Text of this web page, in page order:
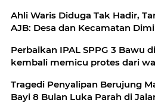
Ahli Waris Diduga Tak Hadir,
AJB: Desa dan Kecamatan
Perbaikan IPAL SPPG 3 Bawu
kembali memicu protes dari
Tragedi Penyalipan Berujung
Bayi 8 Bulan Luka Parah di